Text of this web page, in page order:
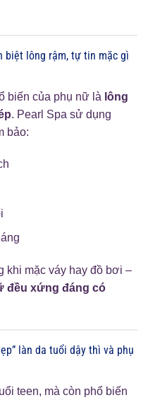
biệt lông rậm, tự tin mặc gì
biến của phụ nữ là lông
. Pearl Spa sử dụng
bảo:
khi mặc váy hay đồ bơi –
đều xứng đáng có
làn da tuổi dậy thì và phụ
teen, mà còn phổ biến